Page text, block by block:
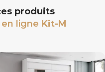
produits
ligne Kit-M